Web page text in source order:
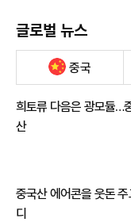
글로벌 뉴스
중국
희토류 다음은 광모듈…
산
중국산 에어콘을 웃돈
디